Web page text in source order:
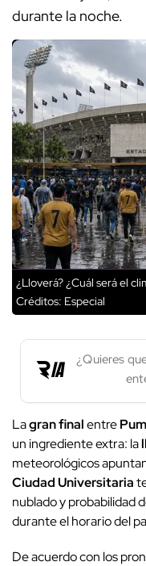
durante la noche.
¿Lloverá? ¿Cuál será el
Créditos: Especial
¿Quieres
Lagran finalentre
un ingrediente extra: la
meteorológicos
Ciudad Universitaria
nublado y probabilidad
durante el horario del
De acuerdo con los